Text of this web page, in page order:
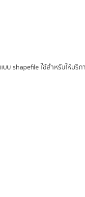
shapefile ใช้สำหรับให้บริ